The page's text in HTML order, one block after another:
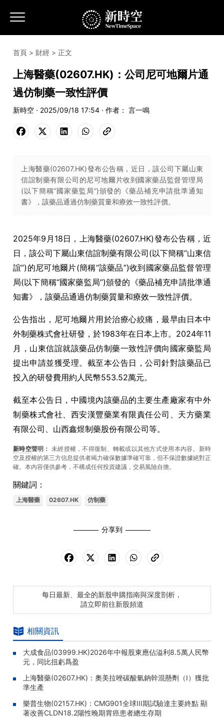
首頁 > 財經 > 正文
上海醫藥(02607.HK)：公司尼可地爾片通
過仿制藥一致性評價
新時空 · 2025/09/18 17:54 · 作者： 言一鳴
上海醫藥(02607.HK)發布公告稱，近日，該公司下屬山東
信誼制藥有限公司的尼可地爾片收到國家藥品監督管理局
(以下簡稱“國家藥監局”)頒發的《藥品補充申請批準通知
書》，該藥品通過仿制藥質量和療效一致性評價。
2025年9月18日，上海醫藥(02607.HK)發布公告稱，近
日，該公司下屬山東信誼制藥有限公司(以下簡稱“山東信
誼”)的尼可地爾片(簡稱“該藥品”)收到國家藥品監督管理
局(以下簡稱“國家藥監局”)頒發的《藥品補充申請批準通
知書》，該藥品通過仿制藥質量和療效一致性評價。
公告指出，尼可地爾片用於治療心絞痛，最早由日本中
外制藥株式會社研發，於1983年在日本上市。2024年11
月，山東信誼就該藥品仿制藥一致性評價向國家藥監局
提出申請並獲受理。截至本公告日，公司針對該藥品已
投入的研發費用約人民幣553.52萬元。
截至本公告日，中國境內該藥品的主要生產廠家有中外
制藥株式會社、西安漢豐藥業有限責任公司、天方藥業
有限公司、山西鑫煜制藥股份有限公司等。
新時空聲明： 未經授權，不得復制、轉載或以其他方式使用本內容。新時
空及授權的第三方信息提供者竭力確保數據準確可靠，但不保證數據絕對正
確。本內容僅供參考，不構成任何投資建議，交易風險自擔。
關鍵詞：
上海醫藥 02607.HK 仿制藥
分享到
每日最新、最全的新股申購指南與深度剖析，
請立即前往新股頻道
相關資訊
大成食品(03999.HK)2026年中報股東應佔溢利8.5萬人民幣
元，同比扭虧爲盈
上海醫藥(02607.HK)：奧美拉唑碳酸氫鈉幹混懸劑（I）獲批
準生產
樂普生物(02157.HK)：CMG901全球III期試驗達主要終點 顯
著改善CLDN18.2陽性晚期胃癌患者總生存期